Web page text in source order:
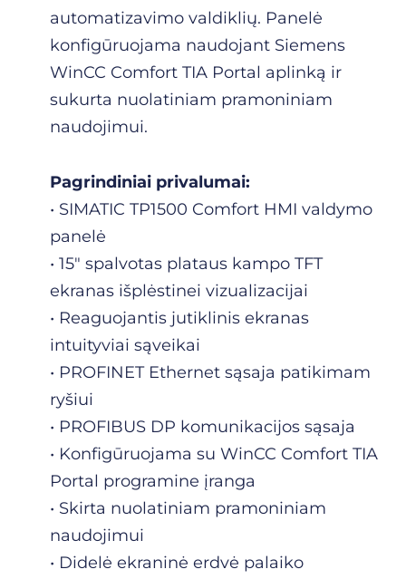
automatizavimo valdiklių. Panelė
konfigūruojama naudojant Siemens
WinCC Comfort TIA Portal aplinką ir
sukurta nuolatiniam pramoniniam
naudojimui.
Pagrindiniai privalumai:
• SIMATIC TP1500 Comfort HMI valdymo
panelė
• 15″ spalvotas plataus kampo TFT
ekranas išplėstinei vizualizacijai
• Reaguojantis jutiklinis ekranas
intuityviai sąveikai
• PROFINET Ethernet sąsaja patikimam
ryšiui
• PROFIBUS DP komunikacijos sąsaja
• Konfigūruojama su WinCC Comfort TIA
Portal programine įranga
• Skirta nuolatiniam pramoniniam
naudojimui
• Didelė ekraninė erdvė palaiko